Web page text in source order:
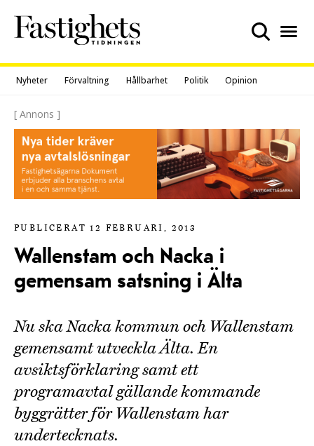
content
Nyheter Förvaltning Hållbarhet Politik Opinion
[ Annons ]
PUBLICERAT 12 FEBRUARI, 2013
Wallenstam och Nacka i
gemensam satsning i Älta
Nu ska Nacka kommun och Wallenstam
gemensamt utveckla Älta. En
avsiktsförklaring samt ett
programavtal gällande kommande
byggrätter för Wallenstam har
undertecknats.